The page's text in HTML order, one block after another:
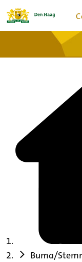
Bronnen en
Buma/